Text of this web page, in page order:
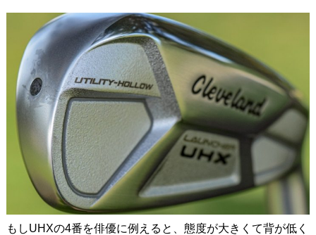
もしUHXの4番を俳優に例えると、態度が大きくて背が低く